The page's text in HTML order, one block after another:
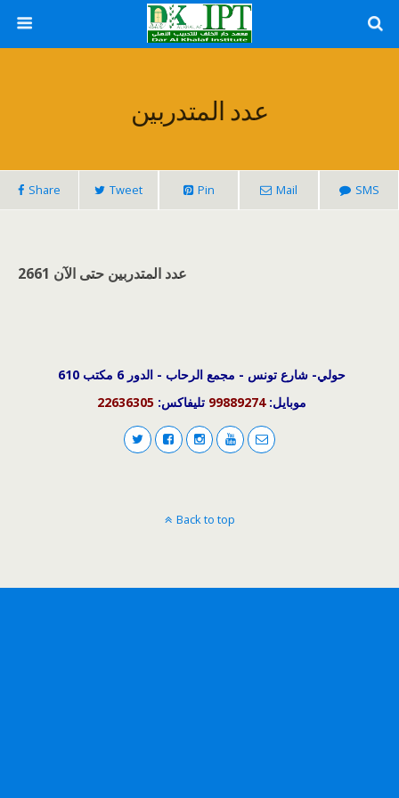
عدد المتدربين
Share Tweet Pin Mail SMS
حولي- شارع تونس - مجمع الرحاب - الدور 6 مكتب 610
موبايل:99889274 تليفاكس: 22636305
Back to top